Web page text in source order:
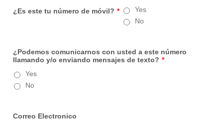
¿Es este tu número de móvil? *
Yes
No
¿Podemos comunicarnos con usted a este número
llamando y/o enviando mensajes de texto? *
Yes
No
Correo Electronico